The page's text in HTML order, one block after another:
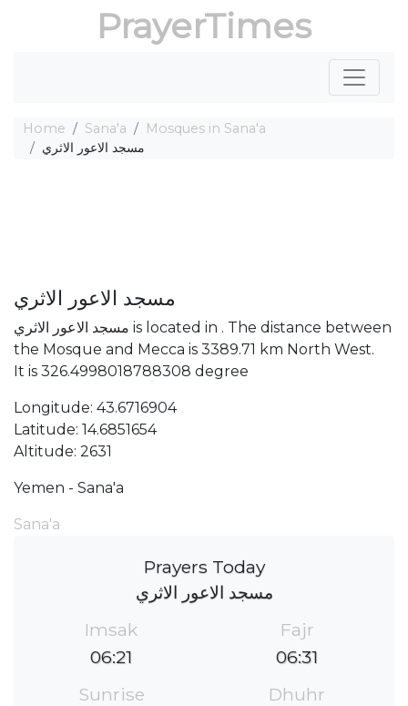
PrayerTimes
Home Sana'a
Mosques in Sana'a
مسجد الاعور الاثري
مسجد الاعور الاثري
مسجد الاعور الاثري is located in . The distance between
the Mosque and Mecca is 3389.71 km North West.
It is 326.4998018788308 degree
Longitude: 43.6716904
Latitude: 14.6851654
Altitude: 2631
Yemen - Sana'a
Sana'a
Prayers Today
مسجد الاعور الاثري
Imsak
06:21
Fajr
06:31
Sunrise
Dhuhr